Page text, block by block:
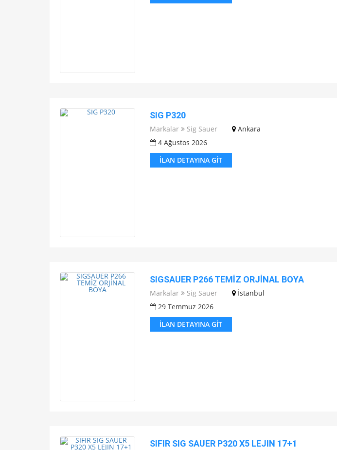
SIG P320
Markalar Sig Sauer
Ankara
4 Ağustos 2026
İLAN DETAYINA GIT
SIGSAUER P266 TEMİZ ORJİNAL BOYA
Markalar Sig Sauer
İstanbul
29 Temmuz 2026
İLAN DETAYINA GIT
SIFIR SIG SAUER P320 X5 LEJIN 17+1